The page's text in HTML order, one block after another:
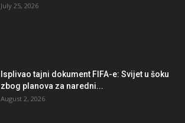
July 25, 2026
Isplivao tajni dokument FIFA-e: Svijet u šoku
zbog planova za naredni...
August 2, 2026